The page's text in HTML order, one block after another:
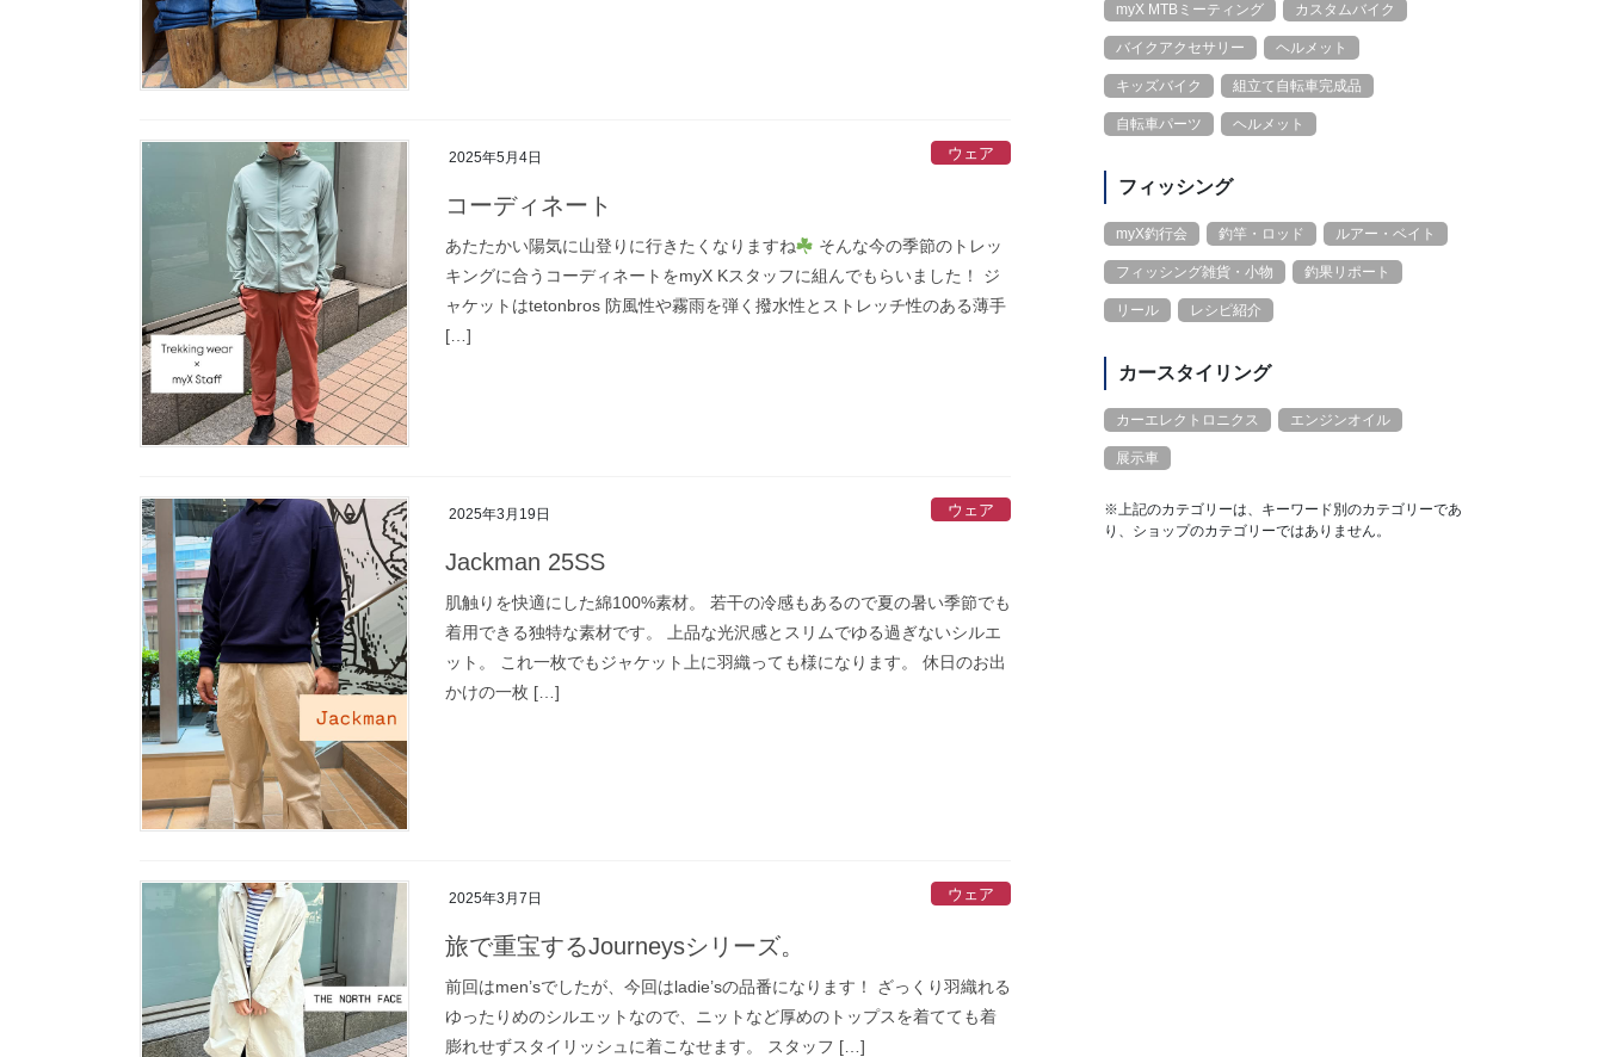
2025年5月4日 ウェア
コーディネート
あたたかい陽気に山登りに行きたくなりますね
そんな今の季節のトレッ
キングに合うコーディネートをmyX Kスタッフに組んでもらいました！ ジ
ャケットはtetonbros 防風性や霧雨を弾く撥水性とストレッチ性のある薄手
[…]
2025年3月19日 ウェア
Jackman 25SS
肌触りを快適にした綿100%素材。 若干の冷感もあるので夏の暑い季節でも
着用できる独特な素材です。 上品な光沢感とスリムでゆる過ぎないシルエ
ット。 これ一枚でもジャケット上に羽織っても様になります。 休日のお出
かけの一枚 […]
2025年3月7日 ウェア
旅で重宝するJourneysシリーズ。
前回はmen’sでしたが、今回はladie’sの品番になります！ ざっくり羽織れる
ゆったりめのシルエットなので、ニットなど厚めのトップスを着てても着
膨れせずスタイリッシュに着こなせます。 スタッフ […]
myX MTBミーティング カスタムバイク
バイクアクセサリー ヘルメット
キッズバイク 組立て自転車完成品
自転車パーツ ヘルメット
フィッシング
myX釣行会 釣竿・ロッド ルアー・ベイト
フィッシング雑貨・小物 釣果リポート
リール レシピ紹介
カースタイリング
カーエレクトロニクス エンジンオイル
展示車
※上記のカテゴリーは、キーワード別のカテゴリーであ
り、ショップのカテゴリーではありません。